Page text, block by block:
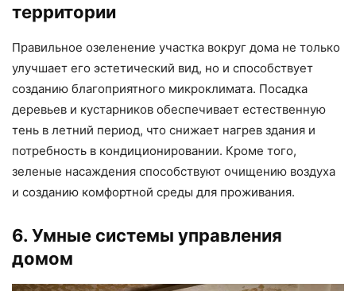
территории
Правильное озеленение участка вокруг дома не только
улучшает его эстетический вид, но и способствует
созданию благоприятного микроклимата. Посадка
деревьев и кустарников обеспечивает естественную
тень в летний период, что снижает нагрев здания и
потребность в кондиционировании. Кроме того,
зеленые насаждения способствуют очищению воздуха
и созданию комфортной среды для проживания.
6. Умные системы управления
домом